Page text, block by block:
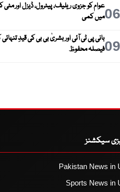
06عوام کو جزوی ریلیف، پیٹرول، ڈیزل اور
میں کمی
09بانی پی ٹی آئی اور بشریٰ بی بی کی قیدِ
فیصلہ محفوظ
سیکشنز
Pakistan News in
Sports News in